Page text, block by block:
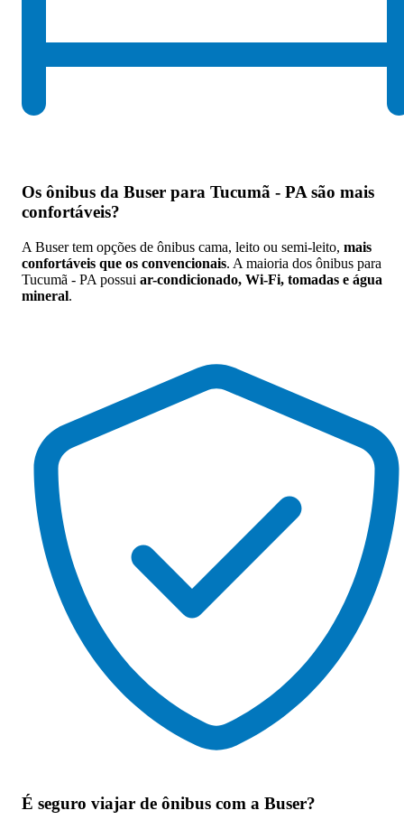
Os ônibus da Buser para Tucumã - PA são mais
confortáveis?
A Buser tem opções de ônibus cama, leito ou semi-leito, mais
confortáveis que os convencionais. A maioria dos ônibus para
Tucumã - PA possui ar-condicionado, Wi-Fi, tomadas e água
mineral.
É seguro viajar de ônibus com a Buser?